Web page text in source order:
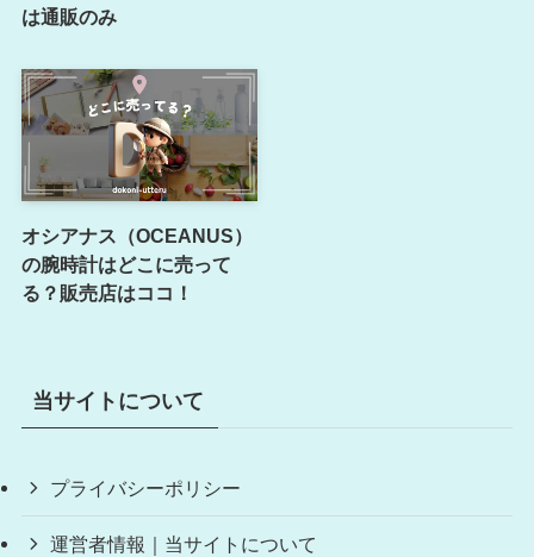
は通販のみ
オシアナス（OCEANUS）
の腕時計はどこに売って
る？販売店はココ！
当サイトについて
プライバシーポリシー
運営者情報｜当サイトについて